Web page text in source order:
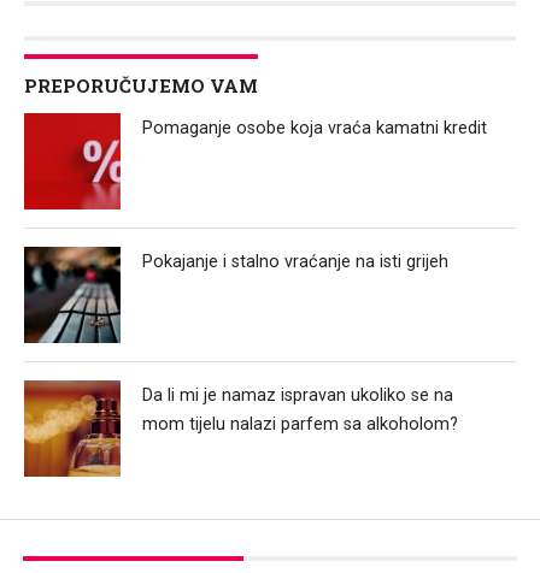
PREPORUČUJEMO VAM
Pomaganje osobe koja vraća kamatni kredit
Pokajanje i stalno vraćanje na isti grijeh
Da li mi je namaz ispravan ukoliko se na
mom tijelu nalazi parfem sa alkoholom?